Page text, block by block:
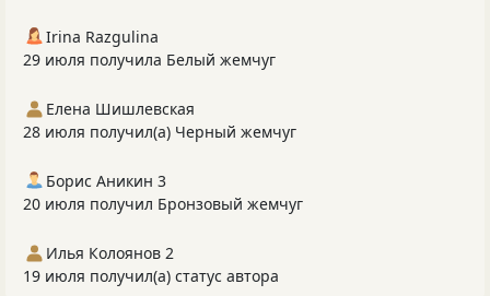
Irina Razgulina
29 июля получила Белый жемчуг
Елена Шишлевская
28 июля получил(а) Черный жемчуг
Борис Аникин 3
20 июля получил Бронзовый жемчуг
Илья Колоянов 2
19 июля получил(а) статус автора